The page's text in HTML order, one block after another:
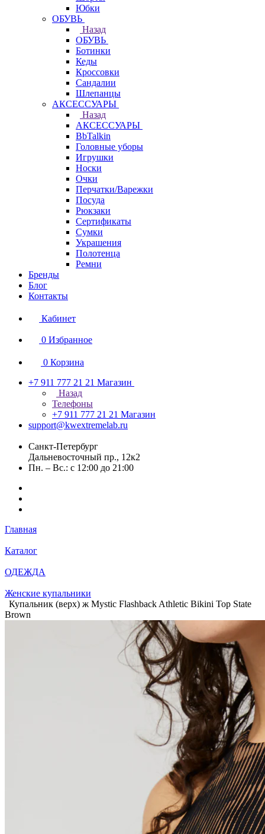
Юбки
ОБУВЬ
Назад
ОБУВЬ
Ботинки
Кеды
Кроссовки
Сандалии
Шлепанцы
АКСЕССУАРЫ
Назад
АКСЕССУАРЫ
BbTalkin
Головные уборы
Игрушки
Носки
Очки
Перчатки/Варежки
Посуда
Рюкзаки
Сертификаты
Сумки
Украшения
Полотенца
Ремни
Бренды
Блог
Контакты
Кабинет
0 Избранное
0 Корзина
+7 911 777 21 21 Магазин
Назад
Телефоны
+7 911 777 21 21 Магазин
support@kwextremelab.ru
Санкт-Петербург
Дальневосточный пр., 12к2
Пн. – Вс.: с 12:00 до 21:00
Главная
Каталог
ОДЕЖДА
Женские купальники
Купальник (верх) ж Mystic Flashback Athletic Bikini Top State
Brown